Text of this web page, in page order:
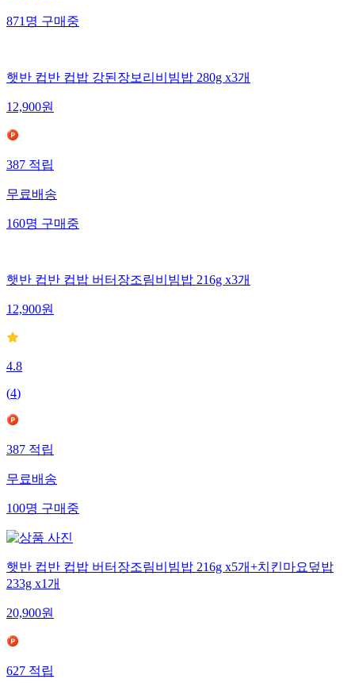
871 명 구매중
햇반 컵반 컵밥 강된장보리비빔밥 280g x3개
12,900원
387 적립
무료배송
160명 구매중
햇반 컵반 컵밥 버터장조림비빔밥 216g x3개
12,900원
4.8
(4)
387 적립
무료배송
100명 구매중
햇반 컵반 컵밥 버터장조림비빔밥 216g x5개+치킨마요덮밥
233g x1개
20,900원
627 적립